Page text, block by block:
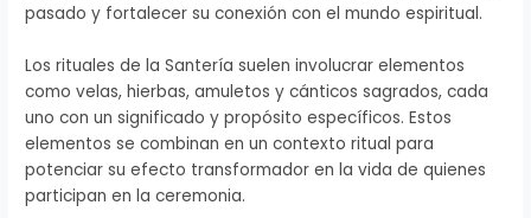
pasado y fortalecer su conexión con el mundo espiritual.
Los rituales de la Santería suelen involucrar elementos
como velas, hierbas, amuletos y cánticos sagrados, cada
uno con un significado y propósito específicos. Estos
elementos se combinan en un contexto ritual para
potenciar su efecto transformador en la vida de quienes
participan en la ceremonia.